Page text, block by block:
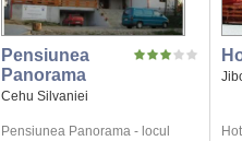
Pensiunea
Panorama
Cehu Silvaniei
Pensiunea Panorama - locul